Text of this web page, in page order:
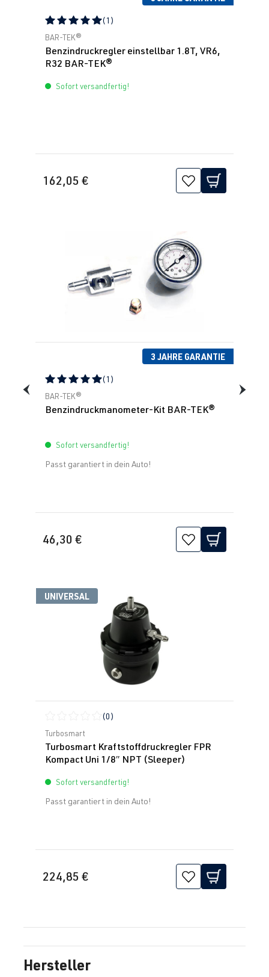
Durchschnittliche Bewertung von 5 von 5 Sternen
(1)
BAR-TEK®
Benzindruckregler einstellbar 1.8T, VR6,
R32 BAR-TEK®
Sofort versandfertig!
162,05 €
3 JAHRE GARANTIE
Durchschnittliche Bewertung von 5 von 5 Sternen
(1)
BAR-TEK®
Benzindruckmanometer-Kit BAR-TEK®
Sofort versandfertig!
Passt garantiert in dein Auto!
46,30 €
UNIVERSAL
Durchschnittliche Bewertung von 0 von 5 Sternen
(0)
Turbosmart
Turbosmart Kraftstoffdruckregler FPR
Kompact Uni 1/8″ NPT (Sleeper)
Sofort versandfertig!
Passt garantiert in dein Auto!
224,85 €
Hersteller